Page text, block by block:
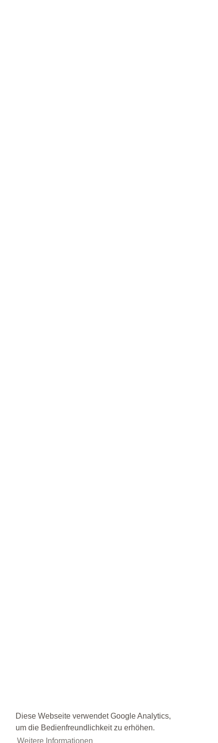
Diese Webseite verwendet Google Analytics,
um die Bedienfreundlichkeit zu erhöhen.
Weitere Informationen